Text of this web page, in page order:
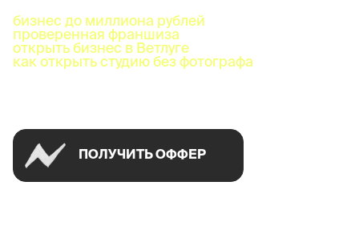
бизнес до миллиона рублей
проверенная франшиза
открыть бизнес в Ветлуге
как открыть студию без фотографа
ПОЛУЧИТЬ ОФФЕР